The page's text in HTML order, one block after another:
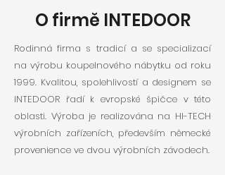
O firmě INTEDOOR
Rodinná firma s tradicí a se specializací
na výrobu koupelnového nábytku od roku
1999. Kvalitou, spolehlivostí a designem se
INTEDOOR řadí k evropské špičce v této
oblasti. Výroba je realizována na HI-TECH
výrobních zařízeních, především německé
provenience ve dvou výrobních závodech.